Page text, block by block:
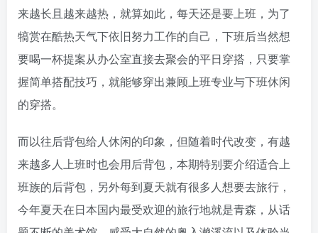
来越长且越来越热，就算如此，每天还是要上班，为了
犒赏在酷热天气下依旧努力工作的自己，下班后当然想
要喝一杯提案从办公室直接去聚会的平日穿搭，只要掌
握简单搭配技巧，就能够穿出兼顾上班专业与下班休闲
的穿搭。
而以往后背包给人休闲的印象，但随着时代改变，有越
来越多人上班时也会用后背包，本期特别要介绍适合上
班族的后背包，另外每到夏天就有很多人想要去旅行，
今年夏天在日本国内最受欢迎的旅行地就是青森，从话